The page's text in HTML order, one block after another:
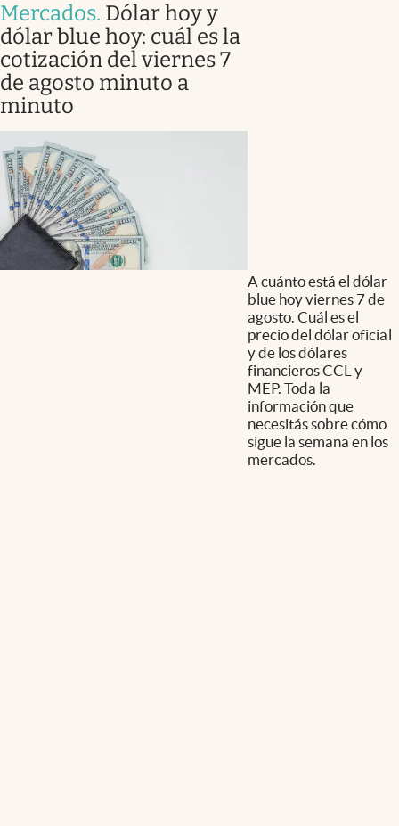
Mercados. Dólar hoy y
dólar blue hoy: cuál es la
cotización del viernes 7
de agosto minuto a
minuto
A cuánto está el dólar
blue hoy viernes 7 de
agosto. Cuál es el
precio del dólar oficial
y de los dólares
financieros CCL y
MEP. Toda la
información que
necesitás sobre cómo
sigue la semana en los
mercados.